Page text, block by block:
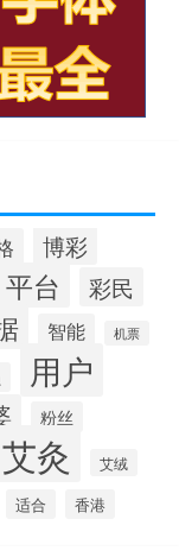
博彩
平台 彩民
智能 机票
用户
粉丝
艾灸 艾绒
适合 香港